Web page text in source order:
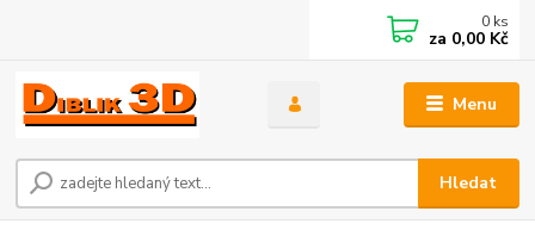
Menu
Hledat
0 ks
za 0,00 Kč